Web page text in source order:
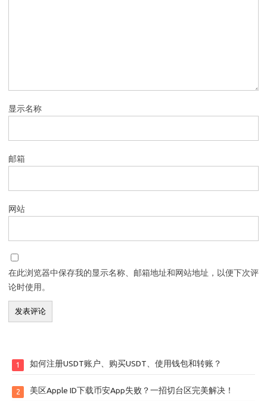
显示名称
邮箱
网站
在此浏览器中保存我的显示名称、邮箱地址和网站地址，以便下次评
论时使用。
1 如何注册USDT账户、购买USDT、使用钱包和转账？
2 美区Apple ID下载币安App失败？一招切台区完美解决！